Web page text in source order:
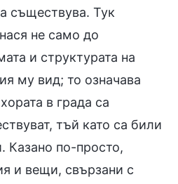
съществува. Тук
не само до
и структурата на
му вид; то означава
в града са
тъй като са били
Казано по-просто,
и вещи, свързани с